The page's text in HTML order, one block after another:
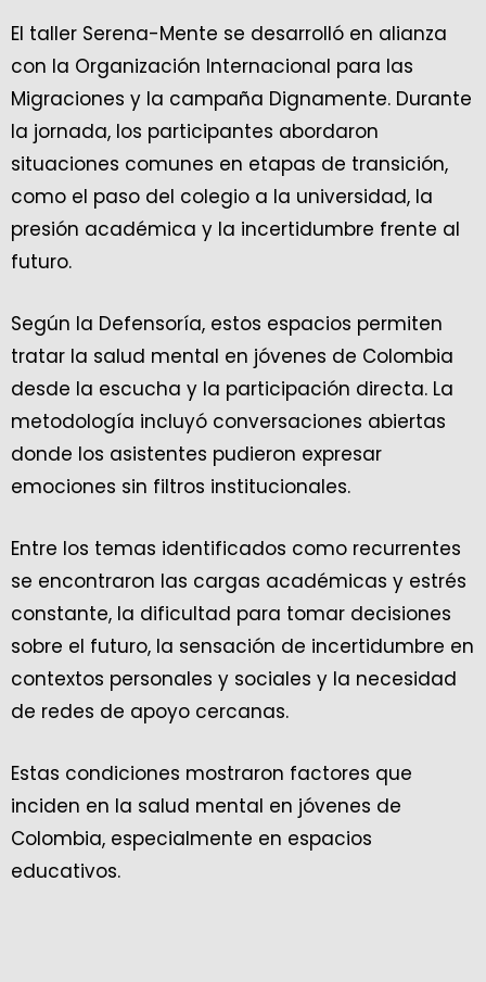
El taller Serena-Mente se desarrolló en alianza
con la Organización Internacional para las
Migraciones y la campaña Dignamente. Durante
la jornada, los participantes abordaron
situaciones comunes en etapas de transición,
como el paso del colegio a la universidad, la
presión académica y la incertidumbre frente al
futuro.
Según la Defensoría, estos espacios permiten
tratar la salud mental en jóvenes de Colombia
desde la escucha y la participación directa. La
metodología incluyó conversaciones abiertas
donde los asistentes pudieron expresar
emociones sin filtros institucionales.
Entre los temas identificados como recurrentes
se encontraron las cargas académicas y estrés
constante, la dificultad para tomar decisiones
sobre el futuro, la sensación de incertidumbre en
contextos personales y sociales y la necesidad
de redes de apoyo cercanas.
Estas condiciones mostraron factores que
inciden en la salud mental en jóvenes de
Colombia, especialmente en espacios
educativos.